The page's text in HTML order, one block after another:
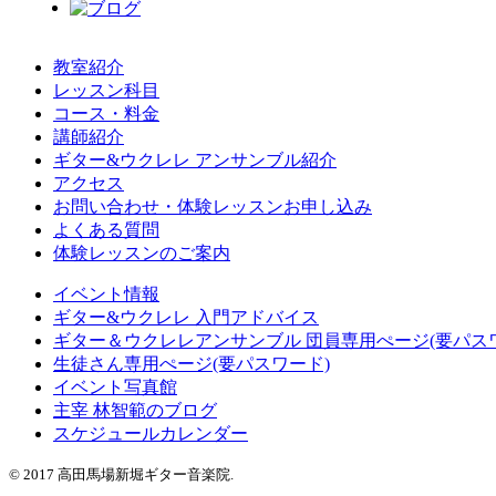
教室紹介
レッスン科目
コース・料金
講師紹介
ギター&ウクレレ アンサンブル紹介
アクセス
お問い合わせ・体験レッスンお申し込み
よくある質問
体験レッスンのご案内
イベント情報
ギター&ウクレレ 入門アドバイス
ギター＆ウクレレアンサンブル 団員専用ぺージ(要パス
生徒さん専用ぺージ(要パスワード)
イベント写真館
主宰 林智範のブログ
スケジュールカレンダー
© 2017 高田馬場新堀ギター音楽院.